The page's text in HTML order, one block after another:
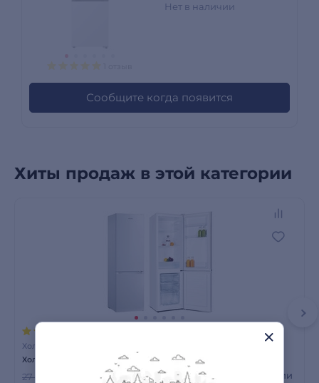
Нет в наличии
Сообщите когда появится
Хиты продаж в этой категории
Холодильники
Холодильник ARG BCD-255
27 190 сом -13% Есть в наличии